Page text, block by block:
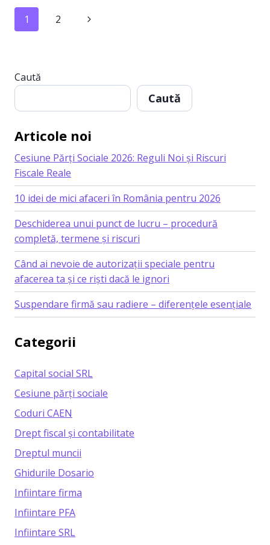
Page
navigation
1 2
Next
Caută
Caută
Articole noi
Cesiune Părți Sociale 2026: Reguli Noi și Riscuri
Fiscale Reale
10 idei de mici afaceri în România pentru 2026
Deschiderea unui punct de lucru – procedură
completă, termene și riscuri
Când ai nevoie de autorizații speciale pentru
afacerea ta și ce riști dacă le ignori
Suspendare firmă sau radiere – diferențele esențiale
Categorii
Capital social SRL
Cesiune părți sociale
Coduri CAEN
Drept fiscal și contabilitate
Dreptul muncii
Ghidurile Dosario
Infiintare firma
Infiintare PFA
Infiintare SRL